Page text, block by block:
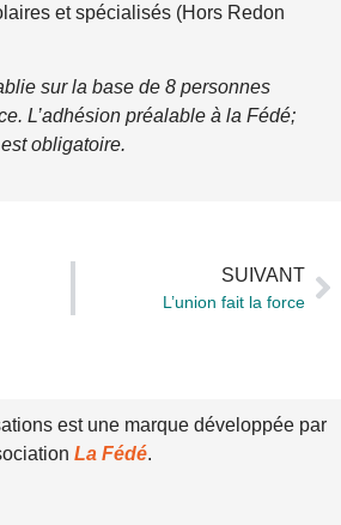
et spécialisés (Hors Redon
sur la base de 8 personnes
L’adhésion préalable à la Fédé;
obligatoire.
SUIVANT
L’union fait la force
est une marque développée par
La Fédé.